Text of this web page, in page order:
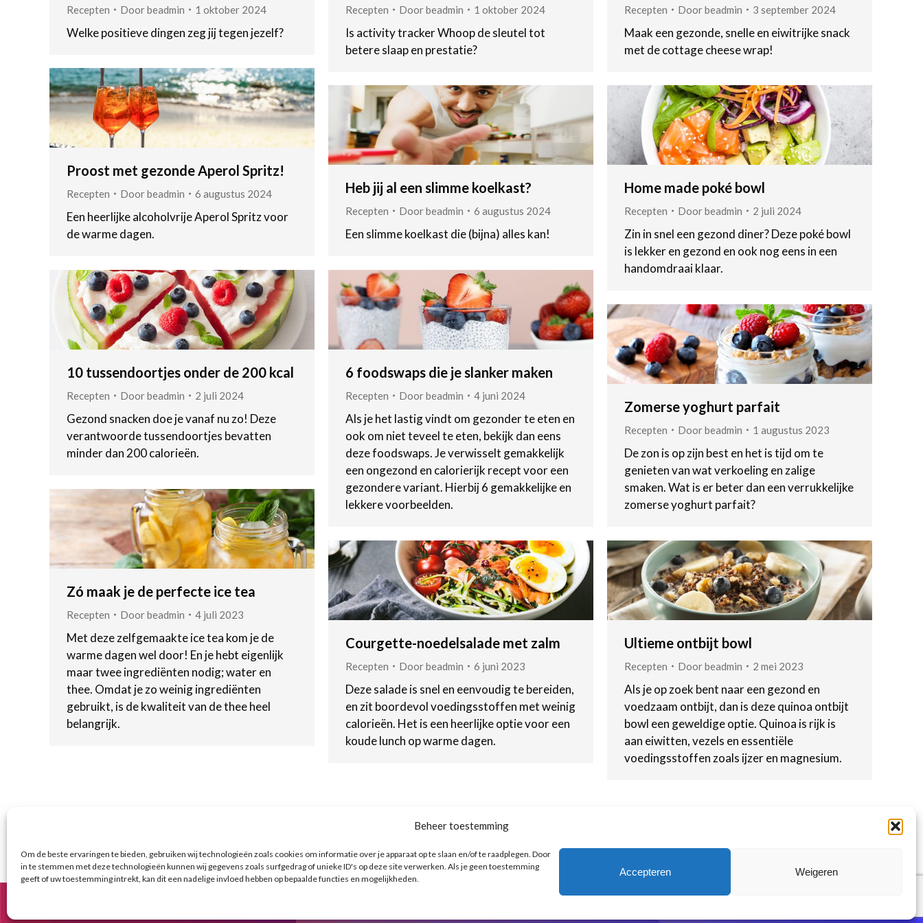
Beheer toestemming
Om de beste ervaringen te bieden, gebruiken wij technologieën zoals cookies om informatie over je apparaat op te slaan en/of te raadplegen. Door
in te stemmen met deze technologieën kunnen wij gegevens zoals surfgedrag of unieke ID's op deze site verwerken. Als je geen toestemming
geeft of uw toestemming intrekt, kan dit een nadelige invloed hebben op bepaalde functies en mogelijkheden.
Accepteren Weigeren
Recepten Doorbeadmin 1 oktober 2024
Welke positieve dingen zeg jij tegen jezelf?
Recepten Doorbeadmin 1 oktober 2024
Is activity tracker Whoop de sleutel tot
betere slaap en prestatie?
Recepten Doorbeadmin 3 september 2024
Maak een gezonde, snelle en eiwitrijke snack
met de cottage cheese wrap!
Proost met gezonde Aperol Spritz!
Recepten Doorbeadmin 6 augustus 2024
Een heerlijke alcoholvrije Aperol Spritz voor
de warme dagen.
Heb jij al een slimme koelkast?
Recepten Doorbeadmin 6 augustus 2024
Een slimme koelkast die (bijna) alles kan!
Home made poké bowl
Recepten Doorbeadmin 2 juli 2024
Zin in snel een gezond diner? Deze poké bowl
is lekker en gezond en ook nog eens in een
handomdraai klaar.
10 tussendoortjes onder de 200 kcal
Recepten Doorbeadmin 2 juli 2024
Gezond snacken doe je vanaf nu zo! Deze
verantwoorde tussendoortjes bevatten
minder dan 200 calorieën.
6 foodswaps die je slanker maken
Recepten Doorbeadmin 4 juni 2024
Als je het lastig vindt om gezonder te eten en
ook om niet teveel te eten, bekijk dan eens
deze foodswaps. Je verwisselt gemakkelijk
een ongezond en calorierijk recept voor een
gezondere variant. Hierbij 6 gemakkelijke en
lekkere voorbeelden.
Zomerse yoghurt parfait
Recepten Doorbeadmin 1 augustus 2023
De zon is op zijn best en het is tijd om te
genieten van wat verkoeling en zalige
smaken. Wat is er beter dan een verrukkelijke
zomerse yoghurt parfait?
Zó maak je de perfecte ice tea
Recepten Doorbeadmin 4 juli 2023
Met deze zelfgemaakte ice tea kom je de
warme dagen wel door! En je hebt eigenlijk
maar twee ingrediënten nodig; water en
thee. Omdat je zo weinig ingrediënten
gebruikt, is de kwaliteit van de thee heel
belangrijk.
Courgette-noedelsalade met zalm
Recepten Doorbeadmin 6 juni 2023
Deze salade is snel en eenvoudig te bereiden,
en zit boordevol voedingsstoffen met weinig
calorieën. Het is een heerlijke optie voor een
koude lunch op warme dagen.
Ultieme ontbijt bowl
Recepten Doorbeadmin 2 mei 2023
Als je op zoek bent naar een gezond en
voedzaam ontbijt, dan is deze quinoa ontbijt
bowl een geweldige optie. Quinoa is rijk is
aan eiwitten, vezels en essentiële
voedingsstoffen zoals ijzer en magnesium.
3 4 5 …